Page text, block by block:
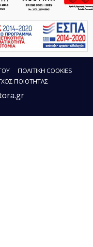
ΠΟΛΙΤΙΚΗ COOKIES
ΠΟΙΟΤΗΤΑΣ